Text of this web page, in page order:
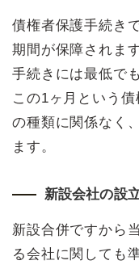
債権者保護手続き
期間が保障されま
手続きには最低で
この1ヶ月という
の種類に関係なく
ます。
新設会社の設
新設合併ですから
る会社に関しても